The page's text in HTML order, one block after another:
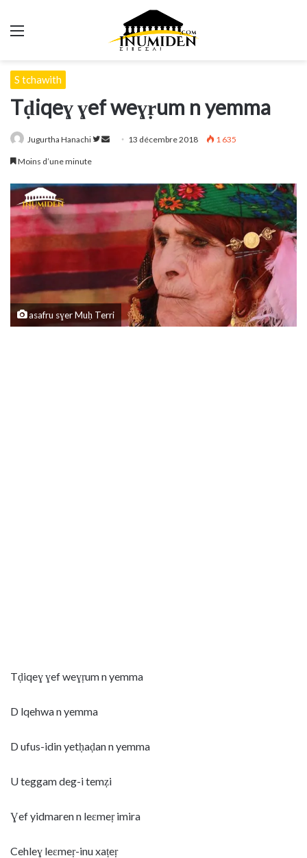
Menu
S tchawith
Tḍiqeɣ ɣef weɣṛum n yemma
Jugurtha Hanachi
Suivre
Envoyer13 décembre 2018 1 635
Moins d’une minute
asafru sɣer Muḥ Terri
Tḍiqeɣ ɣef weɣṛum n yemma
D lqehwa n yemma
D ufus-idin yetḥaḍan n yemma
U teggam deg-i temẓi
Ɣef yidmaren n leɛmeṛ imira
Cehleɣ leɛmeṛ-inu xaṭeṛ